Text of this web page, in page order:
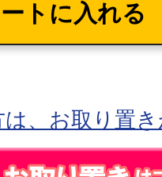
、お取り置